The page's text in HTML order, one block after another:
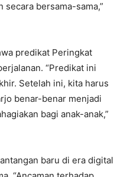
secara bersama-sama,”
predikat Peringkat
“Predikat ini
Setelah ini, kita harus
benar-benar menjadi
bagi anak-anak,”
baru di era digital